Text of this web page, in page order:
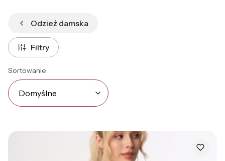
Odzież damska
Filtry
Lista produktów
Sortowanie:
Domyślne